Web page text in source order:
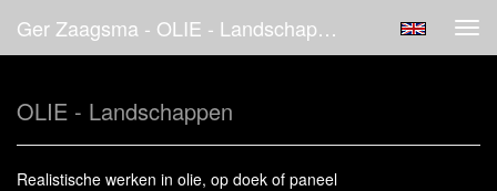
Ger Zaagsma - OLIE - Landschappen
OLIE - Landschappen
Realistische werken in olie, op doek of paneel